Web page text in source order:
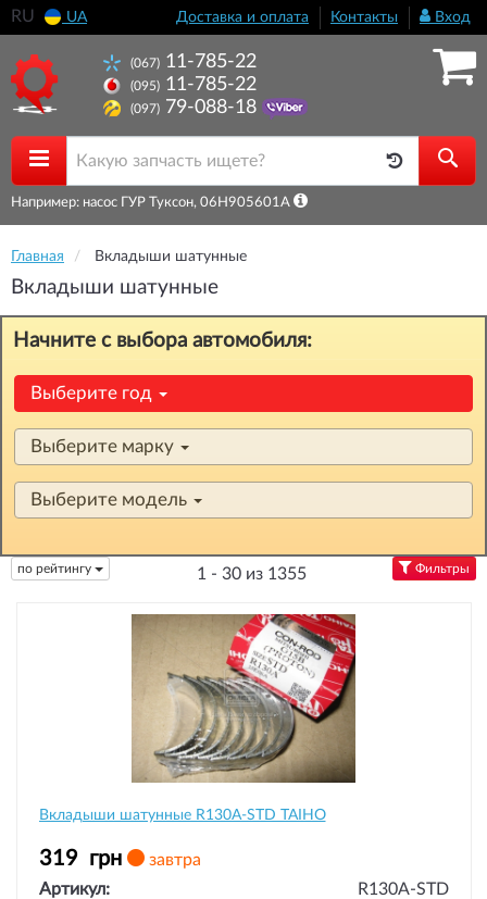
RU UA Доставка и оплата Контакты Вход
(067) 11-785-22
(095) 11-785-22
(097) 79-088-18
Например: насос ГУР Туксон, 06H905601A
Главная Вкладыши шатунные
Вкладыши шатунные
Начните с выбора автомобиля:
Выберите год
Выберите марку
Выберите модель
по рейтингу 1 - 30 из 1355 Фильтры
Вкладыши шатунные R130A-STD TAIHO
319 грн
завтра
Артикул:
R130A-STD